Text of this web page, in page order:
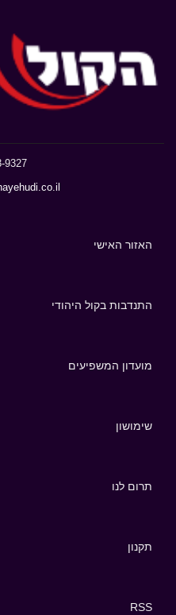
9327
האזור האישי
התנדבות בקול היהודי
מועדון המשפיעים
שימושון
תרום לנו
תקנון
RSS